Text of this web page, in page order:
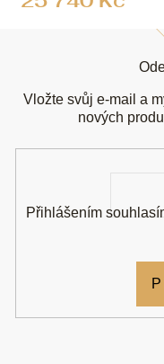
Vložte svůj e-mail a
nových
Přihlášením